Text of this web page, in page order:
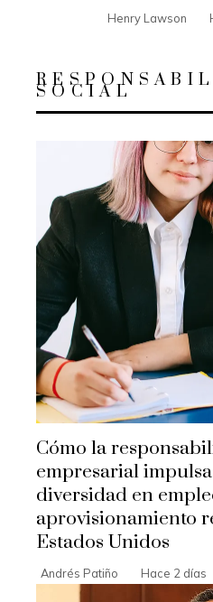
Henry Lawson
SOCIAL
Cómo la
empresarial
diversidad en
aprovisionamiento
Estados Unidos
Andrés Patiño Hace 2 días